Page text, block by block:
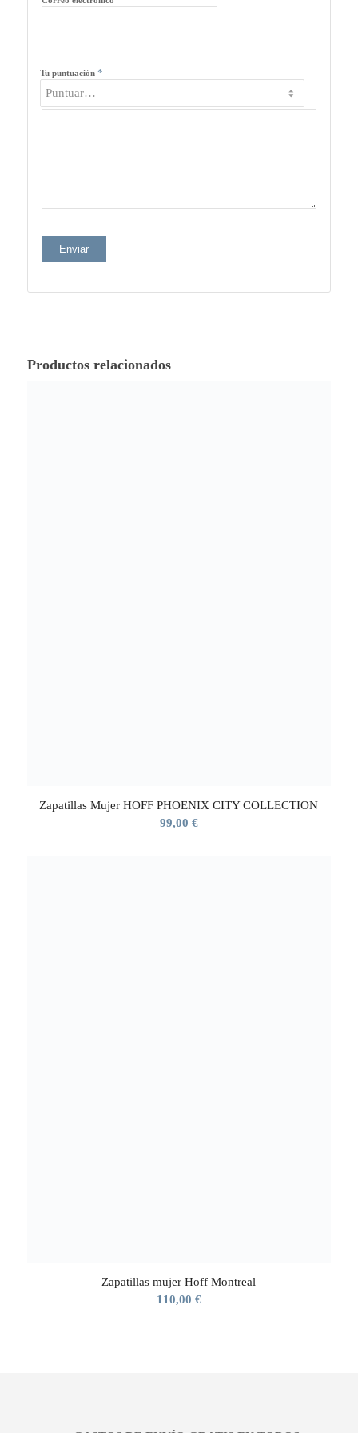
Tu puntuación *
Productos relacionados
Zapatillas Mujer HOFF PHOENIX CITY COLLECTION
99,00 €
Zapatillas mujer Hoff Montreal
110,00 €